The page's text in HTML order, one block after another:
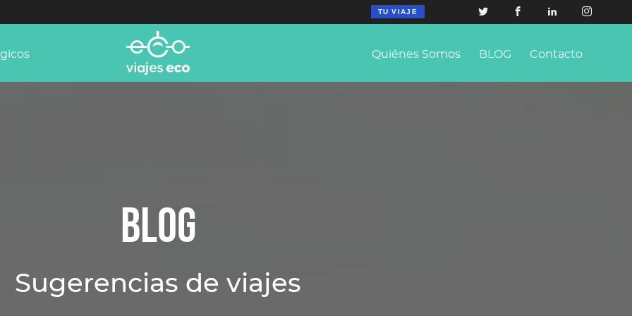
TU VIAJE
Quiénes Somos BLOG Contacto
BLOG
Sugerencias de viajes